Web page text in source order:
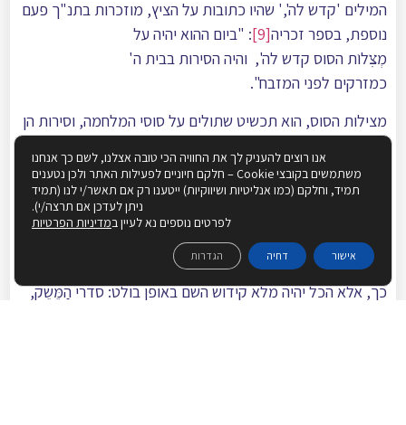
המילים 'קדש לה',' שהיו כתובות על הציץ, מוזכרות בתנ"ך פעם
נוספת, בספר זכריה[9]
: "ביום ההוא יהיה על
מְצׅלוֺת הסוס קדש לה', והיה הסירות בבית ה'
כמזרקים לפני המזבח".
מצילות הסוס, הוא תכשיט שתולים על סוסי המלחמה, וסירות הן
לעבודת המקדש את השלל הרב שיהיה בירושלים מנפילת
האויבים. רבינו הרב צבי יהודה ביאר: "ציץ הקודש מונח על מצחו
של הכהן הגדול, על מקום המוח והמחשבה של הכהן הגדול, ושם
כתוב 'קודש לה", וכאן בזכריה ישנו אותו ביטוי אבל הוא כתוב
על מצילות הסוס. לא כתוב שדוקא על סוס מיוחד יהיה כתוב
כך, אלא הכל יהיה מלא קידוש השם באופן בולט: סדרי הַמֶּשֶׁק,
אנו רוצים להעניק לך את החוויה הכי טובה אצלנו, לשם כך אנחנו
משתמשים בקובצי Cookie – חלקם חיוניים לפעילות האתר ולכן נטענים
תמיד, וחלקם (כמו אנליטיות ושיווקיות) ייטענו רק אם תאשר/י לנו (תמיד
ניתן לעדכן אם תרצה/י).
לפרטים נוספים נא לעיין במדיניות הפרטיות
אישור דחיה הגדרות